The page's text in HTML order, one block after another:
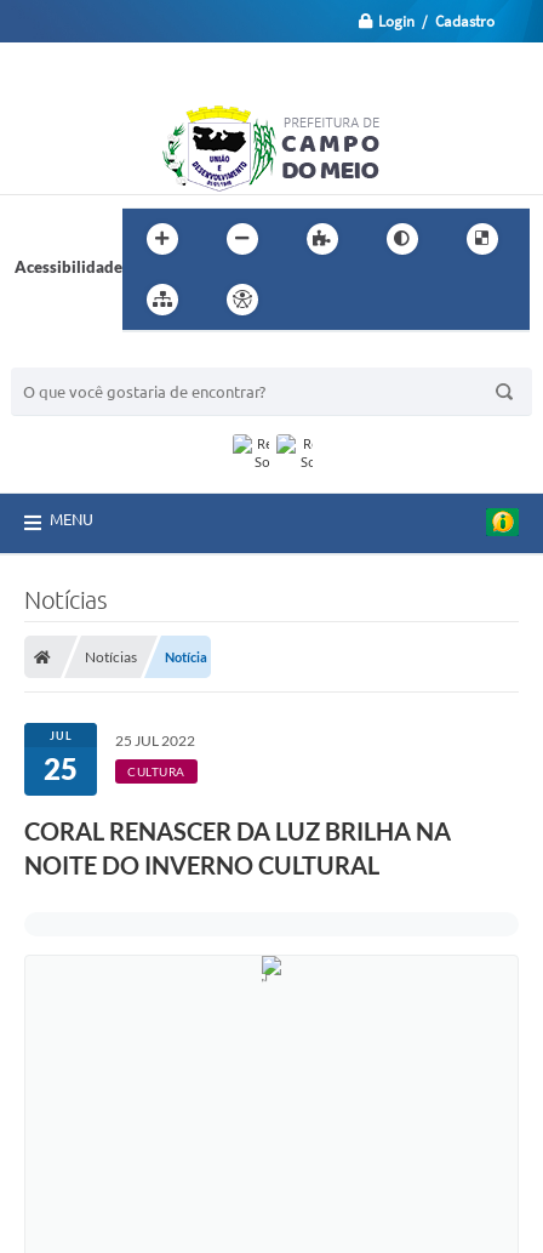
Login / Cadastro
Acessibilidade
MENU
Notícias
Notícias Notícia
JUL
25
25 JUL 2022
CULTURA
CORAL RENASCER DA LUZ BRILHA NA
NOITE DO INVERNO CULTURAL